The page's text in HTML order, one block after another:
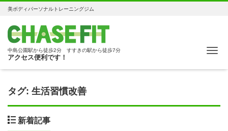
美ボディパーソナルトレーニングジム
中島公園駅から徒歩2分 すすきの駅から徒歩7分
アクセス便利です！
タグ: 生活習慣改善
新着記事